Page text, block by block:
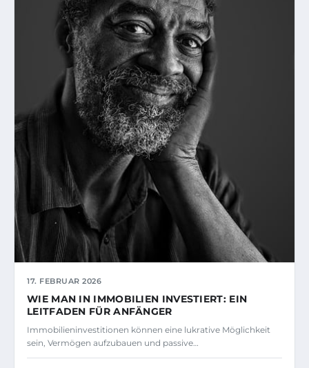
17. FEBRUAR 2026
WIE MAN IN IMMOBILIEN INVESTIERT: EIN
LEITFADEN FÜR ANFÄNGER
Immobilieninvestitionen können eine lukrative Möglichkeit
sein, Vermögen aufzubauen und passive…